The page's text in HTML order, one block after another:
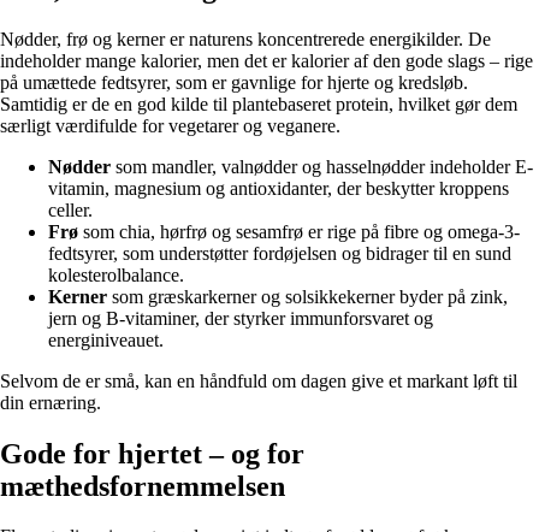
Nødder, frø og kerner er naturens koncentrerede energikilder. De
indeholder mange kalorier, men det er kalorier af den gode slags – rige
på umættede fedtsyrer, som er gavnlige for hjerte og kredsløb.
Samtidig er de en god kilde til plantebaseret protein, hvilket gør dem
særligt værdifulde for vegetarer og veganere.
Nødder som mandler, valnødder og hasselnødder indeholder E-
vitamin, magnesium og antioxidanter, der beskytter kroppens
celler.
Frø som chia, hørfrø og sesamfrø er rige på fibre og omega-3-
fedtsyrer, som understøtter fordøjelsen og bidrager til en sund
kolesterolbalance.
Kerner som græskarkerner og solsikkekerner byder på zink,
jern og B-vitaminer, der styrker immunforsvaret og
energiniveauet.
Selvom de er små, kan en håndfuld om dagen give et markant løft til
din ernæring.
Gode for hjertet – og for
mæthedsfornemmelsen